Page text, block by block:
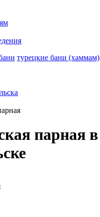
турецкие бани (хаммам)
парная в